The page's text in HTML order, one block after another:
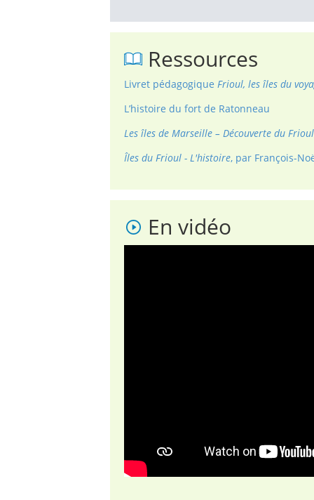
Ressources
Livret pédagogique Frioul, les îles du
L’histoire du fort de Ratonneau
Les îles de Marseille – Découverte du Frioul
Îles du Frioul - L'histoire, par François-
En vidéo